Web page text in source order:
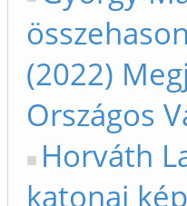
(2022)
Országos
Horváth
katonai